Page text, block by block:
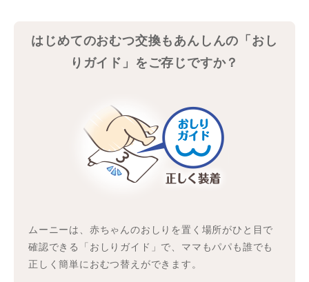
はじめてのおむつ交換もあんしんの「おし
りガイド」をご存じですか？
ムーニーは、赤ちゃんのおしりを置く場所がひと目で
確認できる「おしりガイド」で、ママもパパも誰でも
正しく簡単におむつ替えができます。